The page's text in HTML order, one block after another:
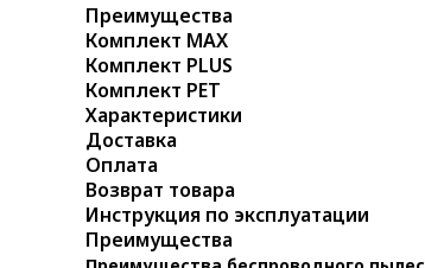
Преимущества
Комплект MAX
Комплект PLUS
Комплект PET
Характеристики
Доставка
Оплата
Возврат товара
Инструкция по эксплуатации
Преимущества